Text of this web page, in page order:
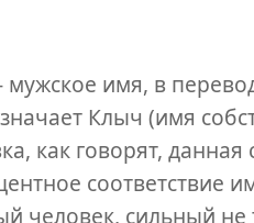
имя, в
Клыч (имя
как говорят,
соответствие
человек, сильный